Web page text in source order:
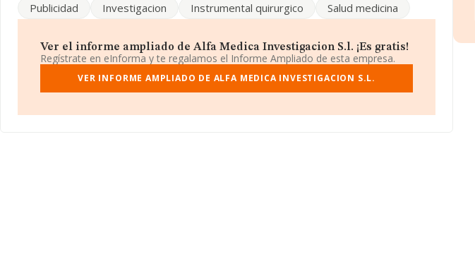
La compañía
Alfa Medica Investigacion S.L, con CIF B84535806, está situada en Calle
Manuel Ferrero núm. 5 1 1, (28036), Madrid, Madrid.
Con los datos a disposición de INFORMA sobre 6.471 empresas pertenecientes al sector,
en el ámbito nacional la facturación alcanza la cifra de 1.090 millones de euros y se estima
que el promedio de la facturación entre todas las empresas es de 168 mil euros. Teniendo
en cuenta la información sobre Madrid, en la base de datos de INFORMA aparecen 1549
empresas, cuyas ventas han alcanzado los 259 millones de euros. Para aportar ulterior
años. La media de empleados es de 2.
Publicidad Investigacion Instrumental quirurgico Salud medicina
Ver el informe ampliado de Alfa Medica Investigacion S.l. ¡Es gratis!
Regístrate en eInforma y te regalamos el Informe Ampliado de esta empresa.
VER INFORME AMPLIADO DE ALFA MEDICA INVESTIGACION S.L.